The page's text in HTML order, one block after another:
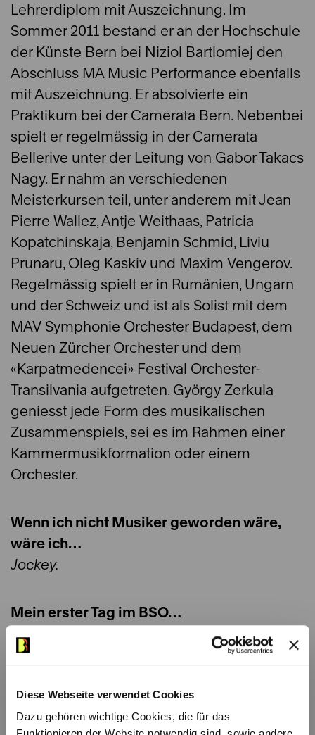
Diese Webseite verwendet Cookies
Dazu gehören wichtige Cookies, die für das
Lehrerdiplom mit Auszeichnung. Im
Sommer 2011 bestand er an der Hochschule
der Künste Bern bei Niziol Bartlomiej den
Abschluss MA Music Performance ebenfalls
mit Auszeichnung. Er absolvierte ein
Praktikum bei der Camerata Bern. Nebenbei
spielt er regelmässig in der Camerata
Bellerive unter der Leitung von Gabor Takacs
Nagy. Er nahm an verschiedenen
Meisterkursen teil, unter anderem mit Jean
Pierre Wallez, Antje Weithaas, Patricia
Kopatchinskaja, Benjamin Schmid, Liviu
Prunaru, Oleg Kaskiv und Maxim Vengerov.
Regelmässig spielt er in Rumänien, Ungarn
und der Schweiz und ist als Solist mit dem
MAV Symphonie Orchester Budapest, dem
Neuen Zürcher Orchester und dem
«Karpatmedencei» Festival Orchester-
Transilvania aufgetreten. György Zerkula
geniesst jede Form des musikalischen
Zusammenspiels, sei es im Rahmen einer
Kammermusikformation oder einem
Orchester.
Wenn ich nicht Musiker geworden wäre,
wäre ich…
Jockey.
Mein erster Tag im BSO…
Ich war sehr erfreut und fasziniert von dem
hohen Niveau und dem präzisen, klaren
Mein Lieblingskomponist…